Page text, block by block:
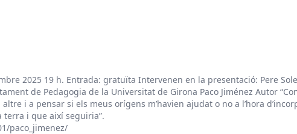
2025 19 h. Entrada: gratuïta Intervenen en la presentació: Pere
de Pedagogia de la Universitat de Girona Paco Jiménez Autor
i a pensar si els meus orígens m’havien ajudat o no a l’hora
i que així seguiria”.
paco_jimenez/